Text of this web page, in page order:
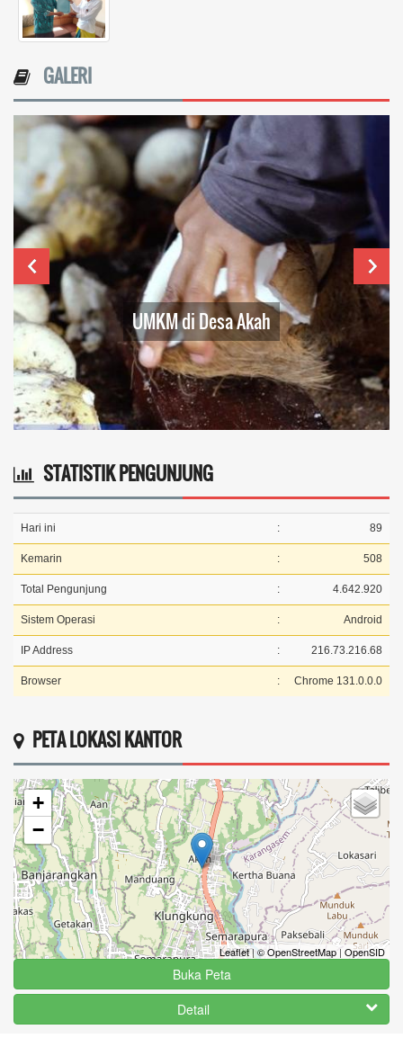
GALERI
UMKM di Desa Akah
STATISTIK PENGUNJUNG
Hari ini : 89
Kemarin : 508
Total Pengunjung : 4.642.920
Sistem Operasi : Android
IP Address : 216.73.216.68
Browser : Chrome 131.0.0.0
PETA LOKASI KANTOR
+
−
Leaflet|© OpenStreetMap|OpenSID
Buka Peta
Detail